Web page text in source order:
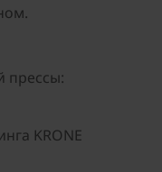
прессы:
KRONE